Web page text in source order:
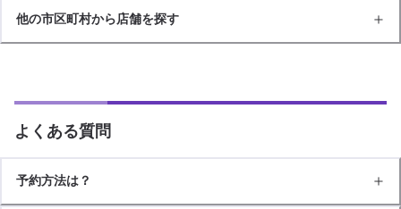
他の市区町村から店舗を探す
よくある質問
予約方法は？